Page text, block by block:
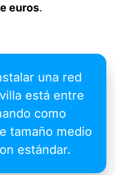
euros.
una red
está entre
como
tamaño medio
estándar.